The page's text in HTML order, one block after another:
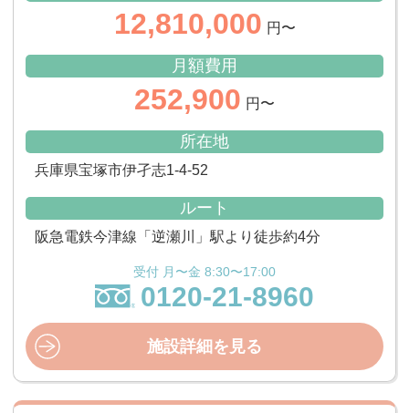
12,810,000 円〜
月額費用
252,900 円〜
所在地
兵庫県宝塚市伊孑志1-4-52
ルート
阪急電鉄今津線「逆瀬川」駅より徒歩約4分
受付 月〜金 8:30〜17:00
0120-21-8960
施設詳細を見る